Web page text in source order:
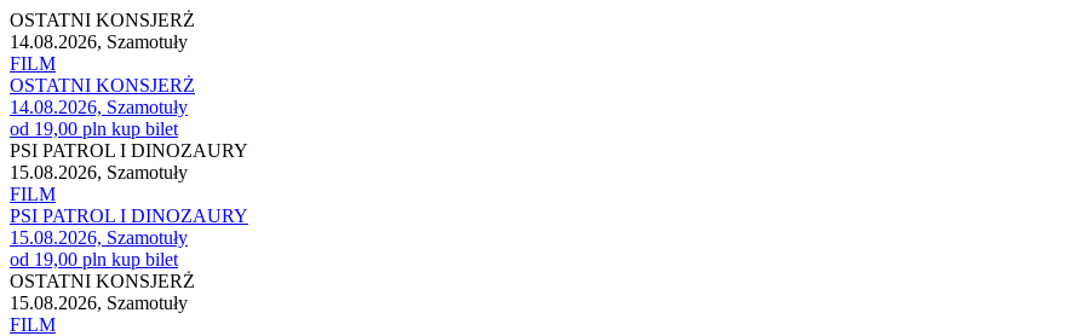
OSTATNI KONSJERŻ
14.08.2026, Szamotuły
FILM
OSTATNI KONSJERŻ
14.08.2026, Szamotuły
od 19,00 pln kup bilet
PSI PATROL I DINOZAURY
15.08.2026, Szamotuły
FILM
PSI PATROL I DINOZAURY
15.08.2026, Szamotuły
od 19,00 pln kup bilet
OSTATNI KONSJERŻ
15.08.2026, Szamotuły
FILM